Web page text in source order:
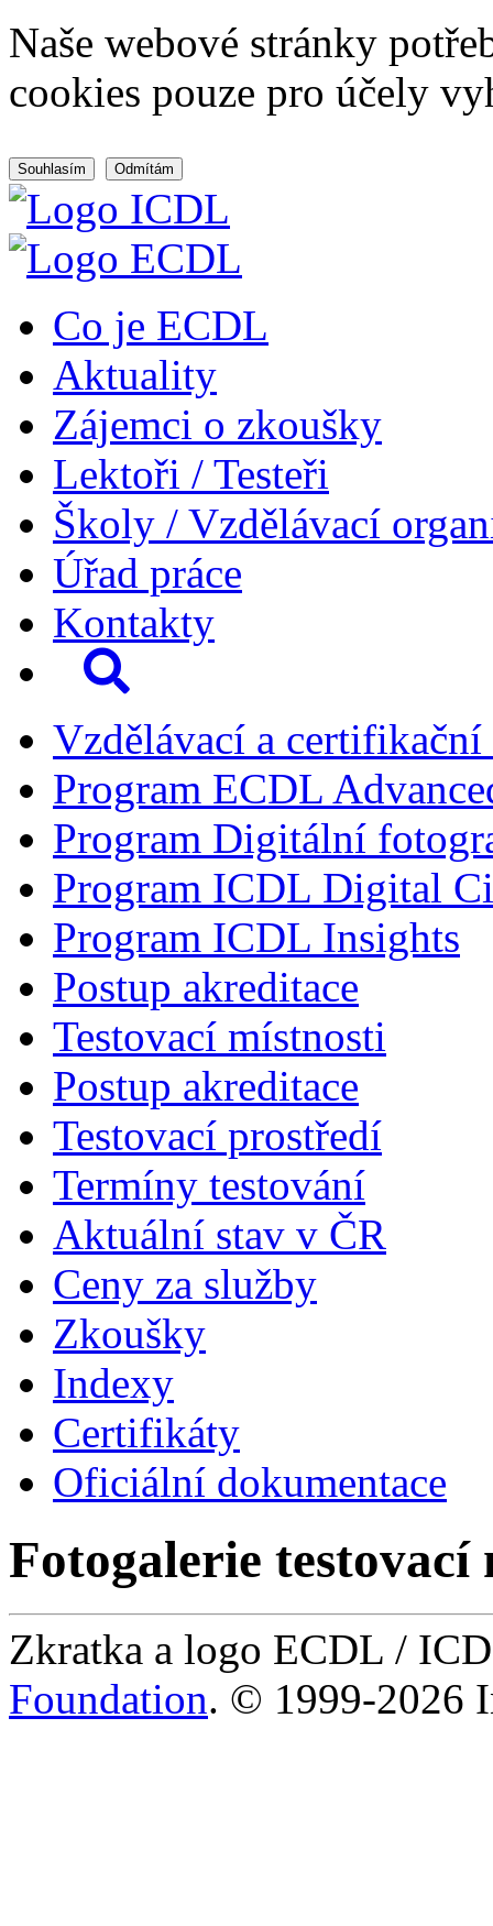
Naše webové stránky
cookies pouze pro účely
Souhlasím Odmítám
Co je ECDL
Aktuality
Zájemci o zkoušky
Lektoři / Testeři
Školy / Vzdělávací
Úřad práce
Kontakty
Vzdělávací a certifikační
Program ECDL
Program Digitální
Program ICDL Digital
Program ICDL Insights
Postup akreditace
Testovací místnosti
Postup akreditace
Testovací prostředí
Termíny testování
Aktuální stav v ČR
Ceny za služby
Zkoušky
Indexy
Certifikáty
Oficiální dokumentace
Fotogalerie testovací
Zkratka a logo ECDL /
Foundation. © 1999-2026